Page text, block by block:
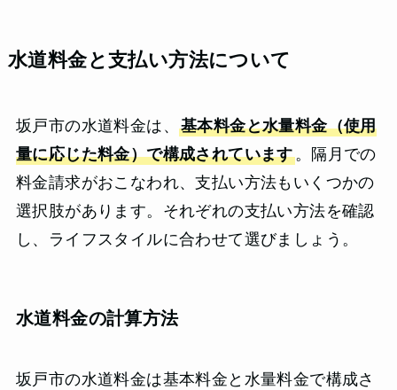
水道料金と支払い方法について
坂戸市の水道料金は、 基本料金と水量料金（使用
量に応じた料金）で構成されています。隔月での
料金請求がおこなわれ、支払い方法もいくつかの
選択肢があります。それぞれの支払い方法を確認
し、ライフスタイルに合わせて選びましょう。
水道料金の計算方法
坂戸市の水道料金は基本料金と水量料金で構成さ